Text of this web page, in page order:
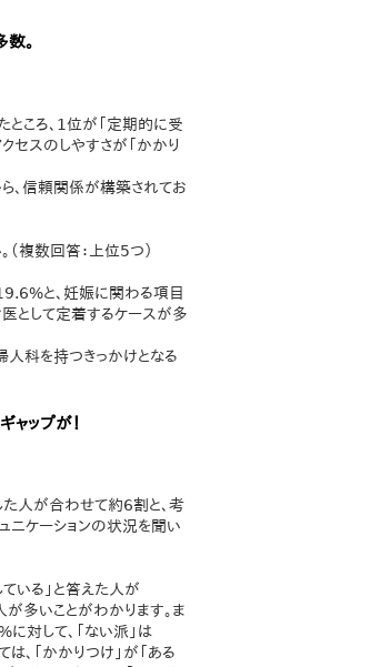
。
ところ、1位が「定期的に受
セスのしやすさが「かかり
、信頼関係が構築されてお
（複数回答：上位5つ）
と、妊娠に関わる項目
として定着するケースが多
科を持つきっかけとなる
ャップが！
た人が合わせて約6割と、考
ニケーションの状況を聞い
いる」と答えた人が
多いことがわかります。ま
対して、「ない派」は
、「かかりつけ」が「ある